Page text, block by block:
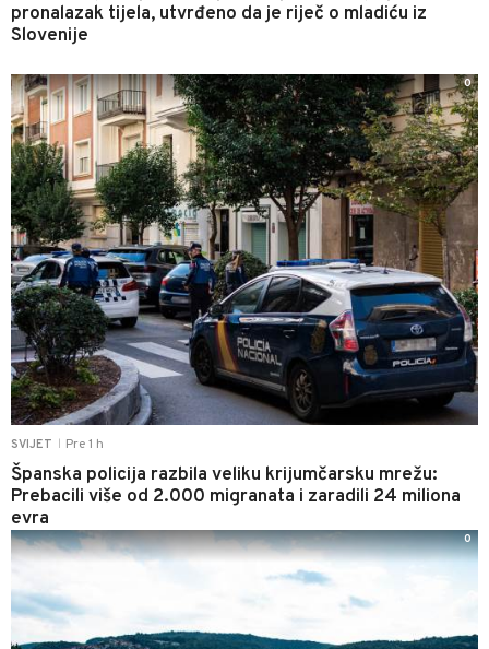
pronalazak tijela, utvrđeno da je riječ o mladiću iz
Slovenije
SVIJET Pre 1 h
Španska policija razbila veliku krijumčarsku mrežu:
Prebacili više od 2.000 migranata i zaradili 24 miliona
evra
0
0